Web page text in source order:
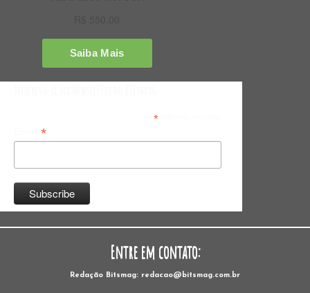
*indicates required
*
Entre em contato:
Redação Bitsmag: redacao@bitsmag.com.br